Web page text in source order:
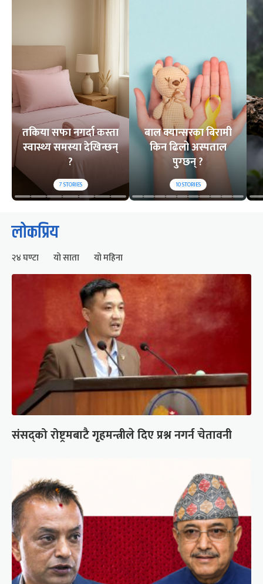
तकिया सफा नगर्दा कस्ता
स्वास्थ्य समस्या देखिन्छन्
?
7STORIES
बाल क्यान्सरका बिरामी
किन ढिलो अस्पताल
पुग्छन् ?
10STORIES
लोकप्रिय
२४ घण्टा यो साता यो महिना
संसद्को रोष्ट्रमबाटै गृहमन्त्रीले दिए प्रश्न नगर्न चेतावनी